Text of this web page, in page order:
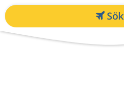
Sök